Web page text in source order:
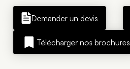
Demander un devis
Télécharger nos brochures